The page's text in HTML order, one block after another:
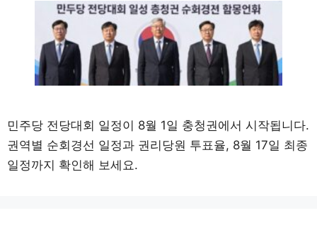
민주당 전당대회 일정이 8월 1일 충청권에서 시작됩니다.
권역별 순회경선 일정과 권리당원 투표율, 8월 17일 최종
일정까지 확인해 보세요.